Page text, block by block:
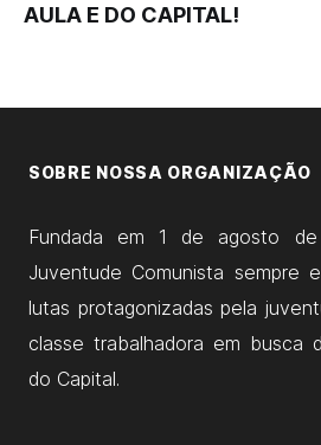
AULA E DO CAPITAL!
SOBRE NOSSA ORGANIZAÇÃO
Fundada em 1 de agosto
Juventude Comunista sempre
lutas protagonizadas pela
classe trabalhadora em busca
do Capital.